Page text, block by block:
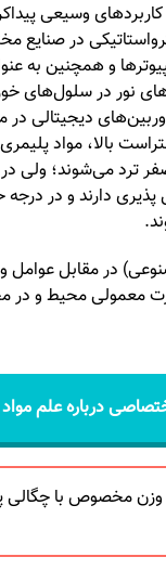
وسیعی
در صنایع
و همچنین به
نور در سلول‌های
دیجیتالی در
بالا، مواد
ترد می‌شوند؛ ولی
پذیری دارند و در درجه
در مقابل
معمولی محیط و در
درباره علم
وزن مخصوص با چگالی